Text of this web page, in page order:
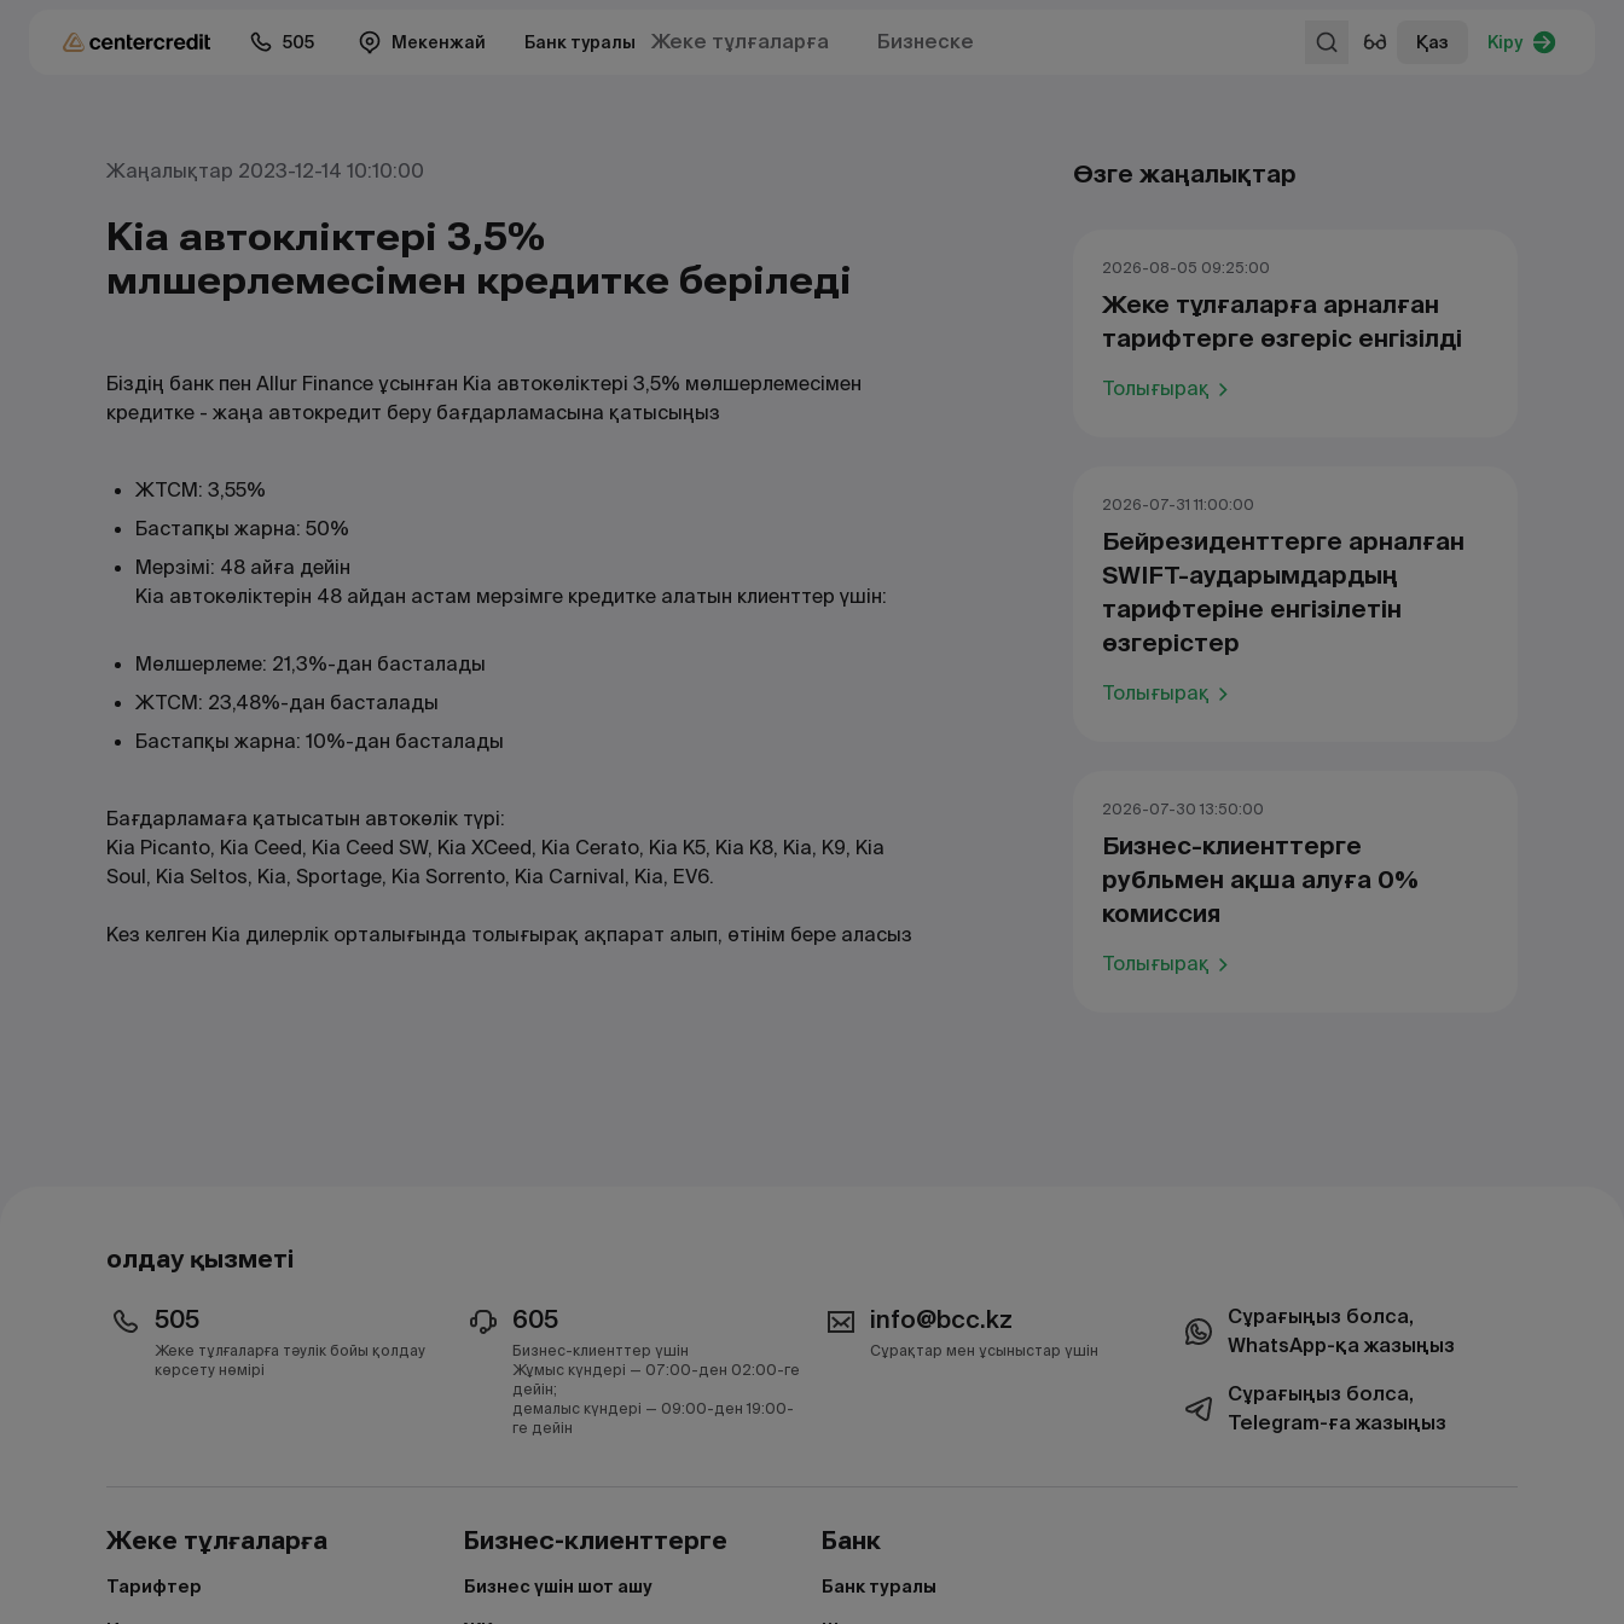
505 Мекенжай Банк туралы Жеке тұлғаларға Бизнеске Қаз Кіру
Жаңалықтар 2023-12-14 10:10:00
Kia автокөліктері 3,5%
мөлшерлемесімен кредитке беріледі
Біздің банк пен Allur Finance ұсынған Kia автокөліктері 3,5% мөлшерлемесімен
кредитке - жаңа автокредит беру бағдарламасына қатысыңыз
ЖТСМ: 3,55%
Бастапқы жарна: 50%
Мерзімі: 48 айға дейін
Kia автокөліктерін 48 айдан астам мерзімге кредитке алатын клиенттер үшін:
Мөлшерлеме: 21,3%-дан басталады
ЖТСМ: 23,48%-дан басталады
Бастапқы жарна: 10%-дан басталады
Бағдарламаға қатысатын автокөлік түрі:
Kia Picanto, Kia Ceed, Kia Ceed SW, Kia XCeed, Kia Cerato, Kia K5, Kia К8, Kia, K9, Kia
Soul, Kia Seltos, Kia, Sportage, Kia Sorrento, Kia Carnival, Kia, EV6.
Кез келген Kia дилерлік орталығында толығырақ ақпарат алып, өтінім бере аласыз
Өзге жаңалықтар
2026-08-05 09:25:00
Жеке тұлғаларға арналған
тарифтерге өзгеріс енгізілді
Толығырақ
2026-07-31 11:00:00
Бейрезиденттерге арналған
SWIFT-аударымдардың
тарифтеріне енгізілетін
өзгерістер
Толығырақ
2026-07-30 13:50:00
Бизнес-клиенттерге
рубльмен ақша алуға 0%
комиссия
Толығырақ
Қолдау қызметі
505
Жеке тұлғаларға тәулік бойы қолдау
көрсету нөмірі
605
Бизнес-клиенттер үшін
Жұмыс күндері — 07:00-ден 02:00-ге
дейін;
демалыс күндері — 09:00-ден 19:00-
ге дейін
info@bcc.kz
Сұрақтар мен ұсыныстар үшін
Сұрағыңыз болса,
WhatsApp-қа жазыңыз
Сұрағыңыз болса,
Telegram-ға жазыңыз
Жеке тұлғаларға
Тарифтер
Бизнес-клиенттерге
Бизнес үшін шот ашу
Банк
Банк туралы